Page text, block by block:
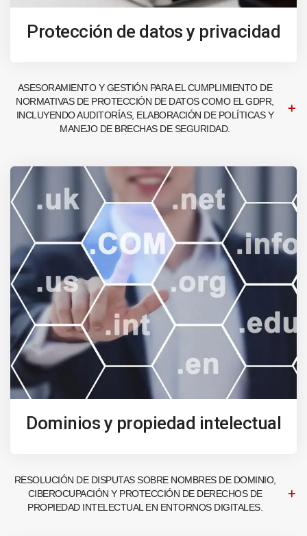
Protección de datos y privacidad
ASESORAMIENTO Y GESTIÓN PARA EL CUMPLIMIENTO DE
NORMATIVAS DE PROTECCIÓN DE DATOS COMO EL GDPR,
INCLUYENDO AUDITORÍAS, ELABORACIÓN DE POLÍTICAS Y
MANEJO DE BRECHAS DE SEGURIDAD.
Dominios y propiedad intelectual
RESOLUCIÓN DE DISPUTAS SOBRE NOMBRES DE DOMINIO,
CIBEROCUPACIÓN Y PROTECCIÓN DE DERECHOS DE
PROPIEDAD INTELECTUAL EN ENTORNOS DIGITALES.